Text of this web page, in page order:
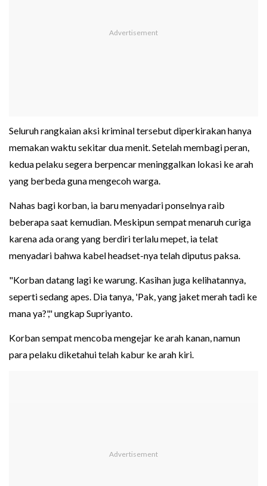
Seluruh rangkaian aksi kriminal tersebut diperkirakan hanya
memakan waktu sekitar dua menit. Setelah membagi peran,
kedua pelaku segera berpencar meninggalkan lokasi ke arah
yang berbeda guna mengecoh warga.
Nahas bagi korban, ia baru menyadari ponselnya raib
beberapa saat kemudian. Meskipun sempat menaruh curiga
karena ada orang yang berdiri terlalu mepet, ia telat
menyadari bahwa kabel headset-nya telah diputus paksa.
"Korban datang lagi ke warung. Kasihan juga kelihatannya,
seperti sedang apes. Dia tanya, 'Pak, yang jaket merah tadi ke
mana ya?'," ungkap Supriyanto.
Korban sempat mencoba mengejar ke arah kanan, namun
para pelaku diketahui telah kabur ke arah kiri.